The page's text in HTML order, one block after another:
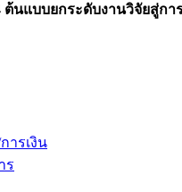
นแบบยกระดับงานวิจัยสู่กา
ารเงิน
ร